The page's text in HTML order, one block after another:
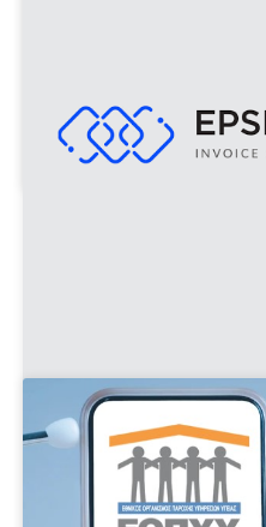
Περισσότερα...
84 KKAL
Epsilon Smart –
Ο οδηγόςEpsilon Smart